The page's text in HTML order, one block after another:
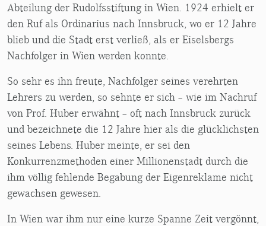
Abteilung der Rudolfsstiftung in Wien. 1924 erhielt er
den Ruf als Ordinarius nach Innsbruck, wo er 12 Jahre
blieb und die Stadt erst verließ, als er Eiselsbergs
Nachfolger in Wien werden konnte.
So sehr es ihn freute, Nachfolger seines verehrten
Lehrers zu werden, so sehnte er sich – wie im Nachruf
von Prof. Huber erwähnt – oft nach Innsbruck zurück
und bezeichnete die 12 Jahre hier als die glücklichsten
seines Lebens. Huber meinte, er sei den
Konkurrenzmethoden einer Millionenstadt durch die
ihm völlig fehlende Begabung der Eigenreklame nicht
gewachsen gewesen.
In Wien war ihm nur eine kurze Spanne Zeit vergönnt,